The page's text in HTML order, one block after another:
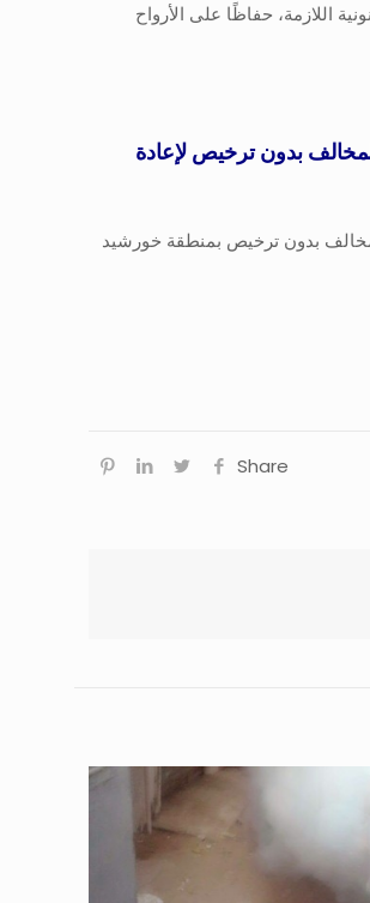
اللازمة، حفاظًا على الأرواح
بدون ترخيص لإعادة
إزالة لمتغيرات مكانية لحالات بناء مخالف بدون ترخيص بمنطقة خورشيد
Share